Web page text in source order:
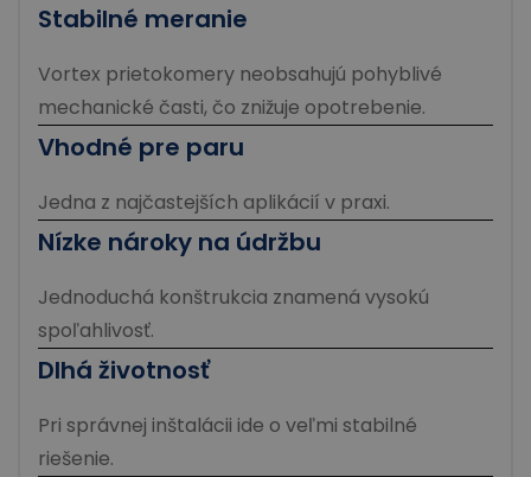
Stabilné meranie
Vortex prietokomery neobsahujú pohyblivé
mechanické časti, čo znižuje opotrebenie.
Vhodné pre paru
Jedna z najčastejších aplikácií v praxi.
Nízke nároky na údržbu
Jednoduchá konštrukcia znamená vysokú
spoľahlivosť.
Dlhá životnosť
Pri správnej inštalácii ide o veľmi stabilné
riešenie.